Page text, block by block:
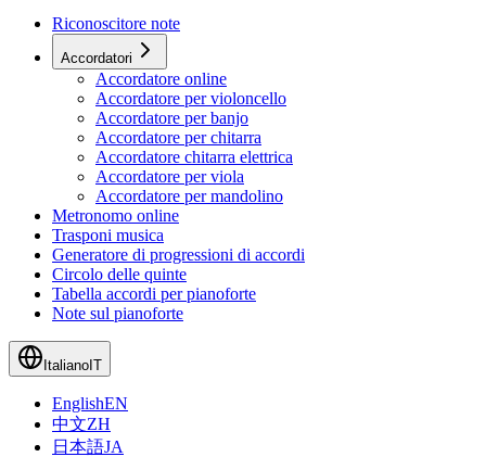
Riconoscitore note
Accordatori
Accordatore online
Accordatore per violoncello
Accordatore per banjo
Accordatore per chitarra
Accordatore chitarra elettrica
Accordatore per viola
Accordatore per mandolino
Metronomo online
Trasponi musica
Generatore di progressioni di accordi
Circolo delle quinte
Tabella accordi per pianoforte
Note sul pianoforte
Italiano IT
EnglishEN
中文ZH
日本語JA